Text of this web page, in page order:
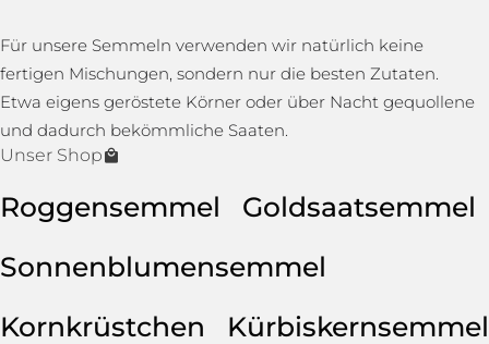
Für unsere Semmeln verwenden wir natürlich keine
fertigen Mischungen, sondern nur die besten Zutaten.
Etwa eigens geröstete Körner oder über Nacht gequollene
und dadurch bekömmliche Saaten.
Unser Shop
Roggensemmel
Goldsaatsemmel
Sonnenblumensemmel
Kornkrüstchen
Kürbiskernsemmel